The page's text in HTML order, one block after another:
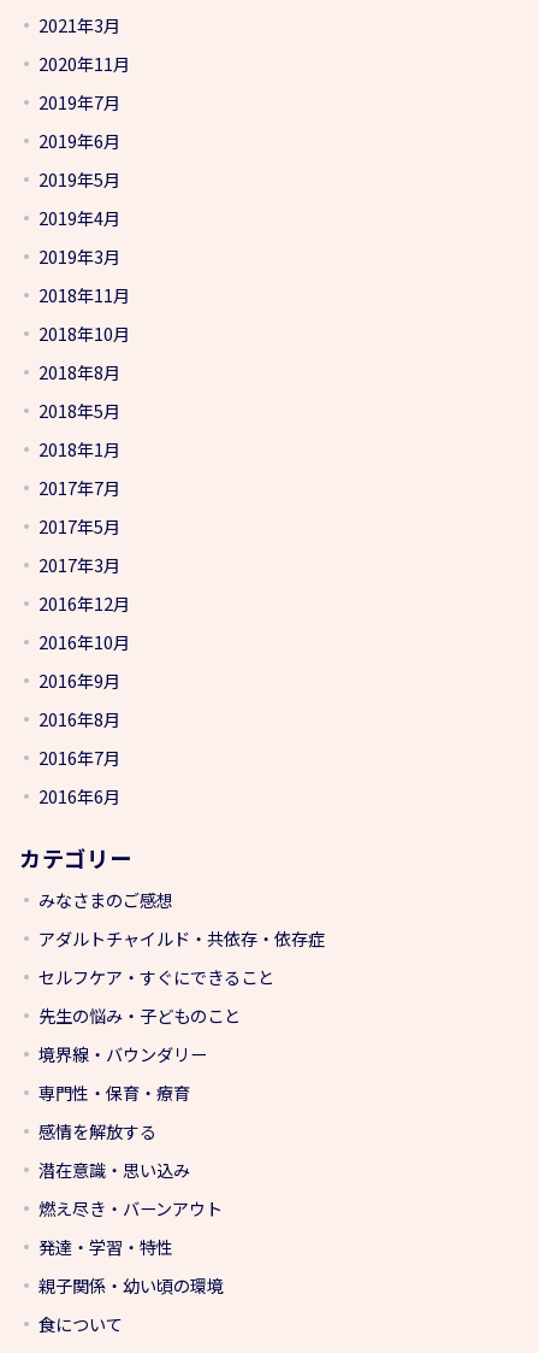
2021年3月
2020年11月
2019年7月
2019年6月
2019年5月
2019年4月
2019年3月
2018年11月
2018年10月
2018年8月
2018年5月
2018年1月
2017年7月
2017年5月
2017年3月
2016年12月
2016年10月
2016年9月
2016年8月
2016年7月
2016年6月
カテゴリー
みなさまのご感想
アダルトチャイルド・共依存・依存症
セルフケア・すぐにできること
先生の悩み・子どものこと
境界線・バウンダリー
専門性・保育・療育
感情を解放する
潜在意識・思い込み
燃え尽き・バーンアウト
発達・学習・特性
親子関係・幼い頃の環境
食について